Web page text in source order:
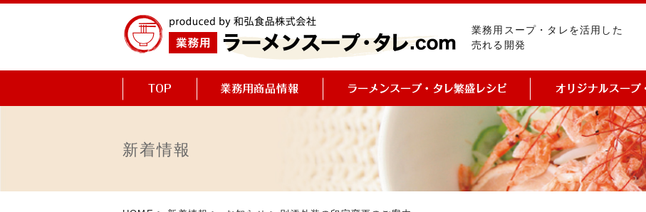
業務用スープ・タレを活用した
売れる開発
新着情報